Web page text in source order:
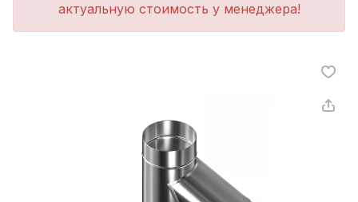
актуальную стоимость у менеджера!